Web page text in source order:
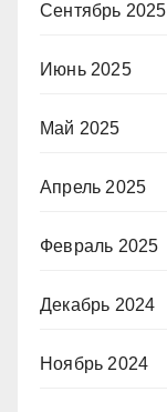
Сентябрь 2025
Июнь 2025
Май 2025
Апрель 2025
Февраль 2025
Декабрь 2024
Ноябрь 2024